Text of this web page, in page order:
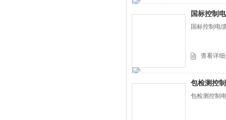
国标控制
国标控制电
查看详
包检测控
包检测控制